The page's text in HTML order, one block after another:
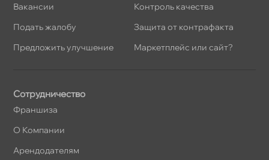
акансии
Подать жалобу
Предложить улучшение
Контроль качества
Защита от контрафакта
Маркетплейс или сайт?
Сотрудничество
Франшиза
О Компании
Арендодателям